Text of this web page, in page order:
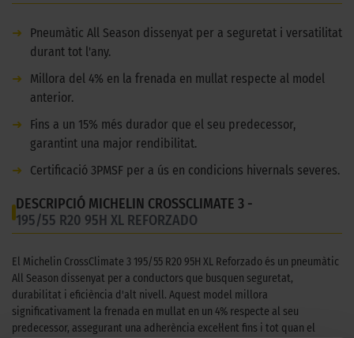
➜
Pneumàtic All Season dissenyat per a seguretat i versatilitat
durant tot l'any.
➜
Millora del 4% en la frenada en mullat respecte al model
anterior.
➜
Fins a un 15% més durador que el seu predecessor,
garantint una major rendibilitat.
➜
Certificació 3PMSF per a ús en condicions hivernals severes.
DESCRIPCIÓ MICHELIN CROSSCLIMATE 3 -
195/55 R20 95H XL REFORZADO
El Michelin CrossClimate 3 195/55 R20 95H XL Reforzado és un pneumàtic
All Season dissenyat per a conductors que busquen seguretat,
durabilitat i eficiència d'alt nivell. Aquest model millora
significativament la frenada en mullat en un 4% respecte al seu
predecessor, assegurant una adherència excel·lent fins i tot quan el